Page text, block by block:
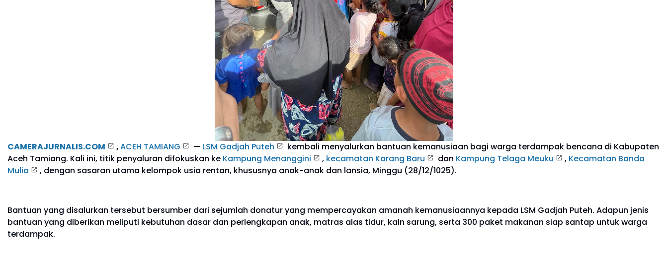
CAMERAJURNALIS.COM ,ACEH TAMIANG — LSM Gadjah Puteh
kembali menyalurkan bantuan kemanusiaan bagi warga terdampak bencana di Kabupaten
Aceh Tamiang. Kali ini, titik penyaluran difokuskan ke Kampung Menanggini , kecamatan Karang Baru dan Kampung Telaga Meuku , Kecamatan Banda
Mulia
, dengan sasaran utama kelompok usia rentan, khususnya anak-anak dan lansia, Minggu (28/12/1025).
Bantuan yang disalurkan tersebut bersumber dari sejumlah donatur yang mempercayakan amanah kemanusiaannya kepada LSM Gadjah Puteh. Adapun jenis
bantuan yang diberikan meliputi kebutuhan dasar dan perlengkapan anak, matras alas tidur, kain sarung, serta 300 paket makanan siap santap untuk warga
terdampak.